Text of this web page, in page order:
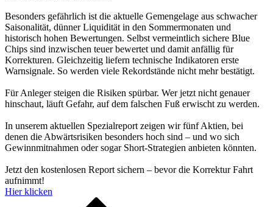
Besonders gefährlich ist die aktuelle Gemengelage aus schwacher
Saisonalität, dünner Liquidität in den Sommermonaten und
historisch hohen Bewertungen. Selbst vermeintlich sichere Blue
Chips sind inzwischen teuer bewertet und damit anfällig für
Korrekturen. Gleichzeitig liefern technische Indikatoren erste
Warnsignale. So werden viele Rekordstände nicht mehr bestätigt.
Für Anleger steigen die Risiken spürbar. Wer jetzt nicht genauer
hinschaut, läuft Gefahr, auf dem falschen Fuß erwischt zu werden.
In unserem aktuellen Spezialreport zeigen wir fünf Aktien, bei
denen die Abwärtsrisiken besonders hoch sind – und wo sich
Gewinnmitnahmen oder sogar Short-Strategien anbieten könnten.
Jetzt den kostenlosen Report sichern – bevor die Korrektur Fahrt
aufnimmt!
Hier klicken